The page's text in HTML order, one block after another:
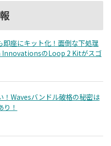
即座にキット化！面倒な下処理
InnovationsのLoop 2 Kitがスゴ
！Wavesバンドル破格の秘密は
り！